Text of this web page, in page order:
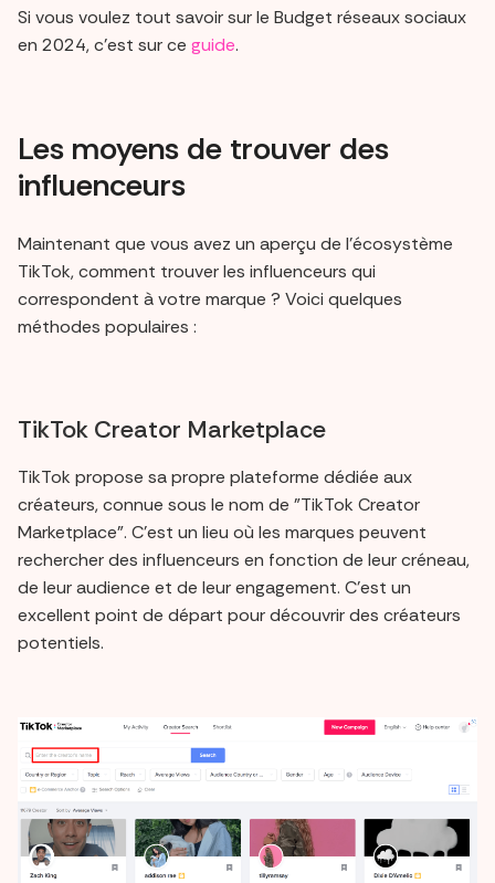
Si vous voulez tout savoir sur le Budget réseaux sociaux
en 2024, c’est sur ce guide.
Les moyens de trouver des
influenceurs
Maintenant que vous avez un aperçu de l'écosystème
TikTok, comment trouver les influenceurs qui
correspondent à votre marque ? Voici quelques
méthodes populaires :
TikTok Creator Marketplace
TikTok propose sa propre plateforme dédiée aux
créateurs, connue sous le nom de "TikTok Creator
Marketplace". C'est un lieu où les marques peuvent
rechercher des influenceurs en fonction de leur créneau,
de leur audience et de leur engagement. C'est un
excellent point de départ pour découvrir des créateurs
potentiels.